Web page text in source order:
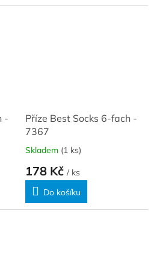
-
Příze Best Socks 6-fach -
7367
Skladem (1 ks)
178 Kč / ks
Do košíku